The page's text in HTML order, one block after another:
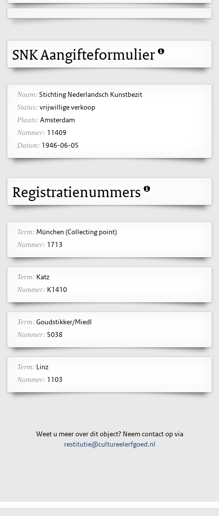
SNK Aangifteformulier
Naam: Stichting Nederlandsch Kunstbezit
Status: vrijwillige verkoop
Plaats: Amsterdam
Nummer: 11409
Datum: 1946-06-05
Registratienummers
Term: München (Collecting point)
Nummer: 1713
Term: Katz
Nummer: K1410
Term: Goudstikker/Miedl
Nummer: 5038
Term: Linz
Nummer: 1103
Weet u meer over dit object? Neem contact op via
restitutie@cultureelerfgoed.nl